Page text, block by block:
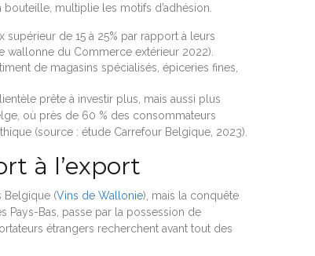
multiplie les motifs d’adhésion.
de 15 à 25% par rapport à leurs
wallonne du Commerce extérieur 2022).
de magasins spécialisés, épiceries fines,
prête à investir plus, mais aussi plus
où près de 60 % des consommateurs
(source : étude Carrefour Belgique, 2023).
à l’export
Belgique (Vins de Wallonie), mais la conquête
Pays-Bas, passe par la possession de
étrangers recherchent avant tout des